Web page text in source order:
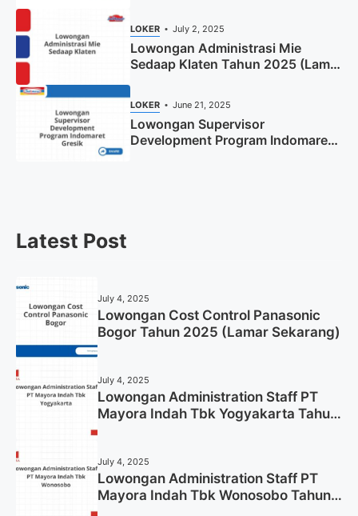
LOKER July 2, 2025
Lowongan Administrasi Mie
Sedaap Klaten Tahun 2025 (Lamar
LOKER June 21, 2025
Lowongan Supervisor
Development Program Indomaret
Latest Post
July 4, 2025
Lowongan Cost Control Panasonic
Bogor Tahun 2025 (Lamar Sekarang)
July 4, 2025
Lowongan Administration Staff PT
Mayora Indah Tbk Yogyakarta Tahun
July 4, 2025
Lowongan Administration Staff PT
Mayora Indah Tbk Wonosobo Tahun